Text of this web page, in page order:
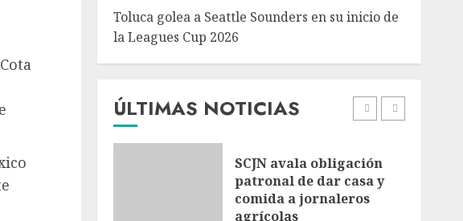
Toluca golea a Seattle Sounders en su inicio de
la Leagues Cup 2026
ÚLTIMAS NOTICIAS
1
Turista muere ahogado
en alberca de hotel en
Acapulco; familiares
personal capacitado
AGOSTO 6, 2026
SCJN avala obligación
patronal de dar casa y
comida a jornaleros
agrícolas